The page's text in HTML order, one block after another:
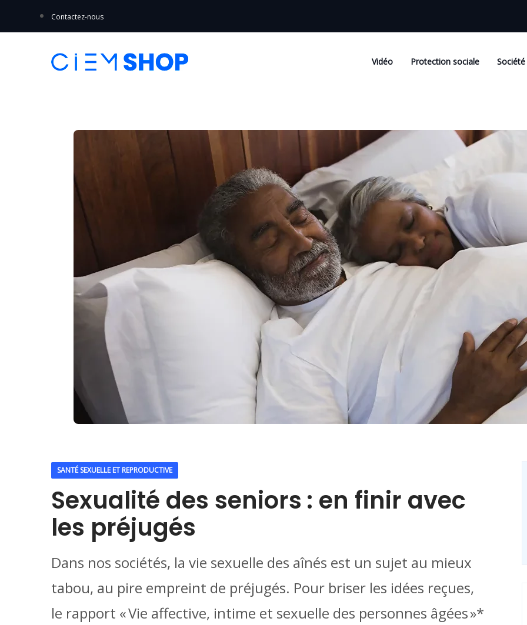
Contactez-nous
Vidéo Protection sociale Société
SANTÉ SEXUELLE ET REPRODUCTIVE
Sexualité des seniors : en finir avec
les préjugés
Dans nos sociétés, la vie sexuelle des aînés est un sujet au mieux
tabou, au pire empreint de préjugés. Pour briser les idées reçues,
le rapport « Vie affective, intime et sexuelle des personnes âgées »*